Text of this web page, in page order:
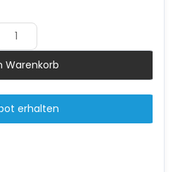
Menge
Warenkorb
erhalten